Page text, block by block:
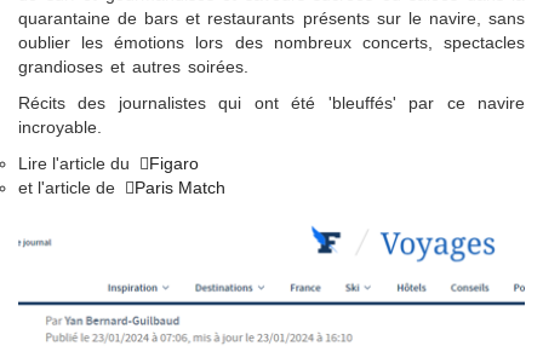
quarantaine de bars et restaurants présents sur le navire, sans
oublier les émotions lors des nombreux concerts, spectacles
grandioses et autres soirées.
Récits des journalistes qui ont été 'bleuffés' par ce navire
incroyable.
Lire l'article du Figaro
et l'article de Paris Match